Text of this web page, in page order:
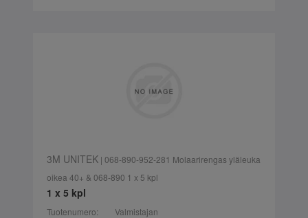
3M UNITEK| 068-890-952-281 Molaarirengas yläleuka
oikea 40+ & 068-890 1 x 5 kpl
1 x 5 kpl
Tuotenumero:
Valmistajan